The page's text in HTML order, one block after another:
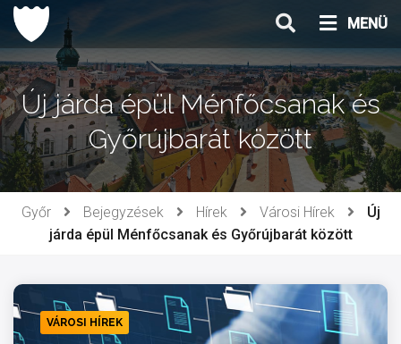
Ugrás
tartalomhoz
MENÜ
Új járda épül Ménfőcsanak és
Győrújbarát között
Győr Bejegyzések Hírek Városi Hírek
Új
járda épül Ménfőcsanak és Győrújbarát között
VÁROSI HÍREK